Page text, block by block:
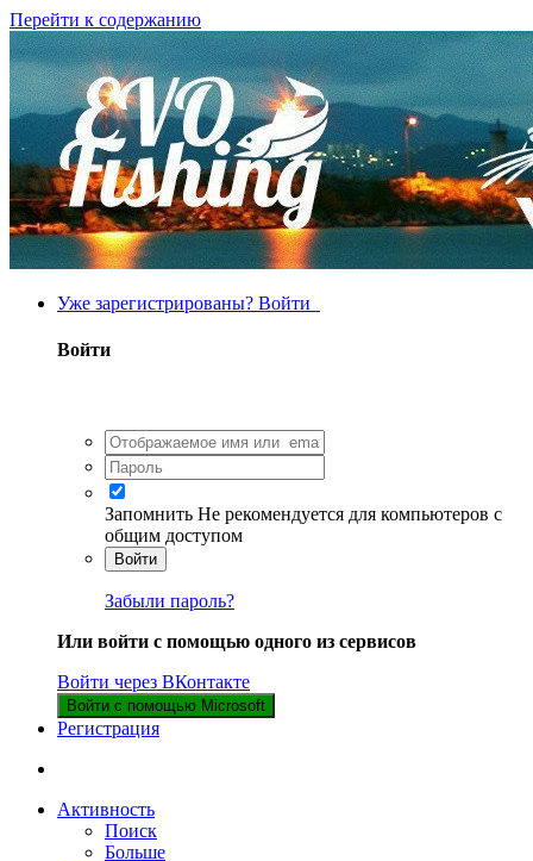
Перейти к содержанию
Уже зарегистрированы? Войти
Войти
Запомнить Не рекомендуется для компьютеров с
общим доступом
Войти
Забыли пароль?
Или войти с помощью одного из сервисов
Войти через ВКонтакте
Войти с помощью Microsoft
Регистрация
Активность
Поиск
Больше